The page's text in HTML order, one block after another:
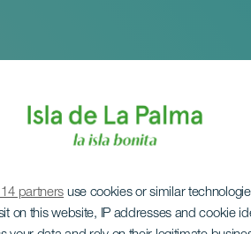
partners use cookies or similar
on this website, IP addresses and cookie